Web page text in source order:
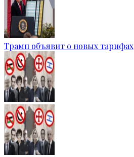
Трамп объявит о новых тарифах